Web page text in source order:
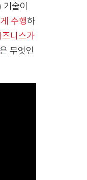
기술이
수행하
즈니스가
은 무엇인